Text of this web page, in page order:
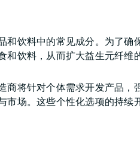
饮料中的常见成分。为了
饮料，从而扩大益生元纤维
将针对个体需求开发产品
场。这些个性化选项的持